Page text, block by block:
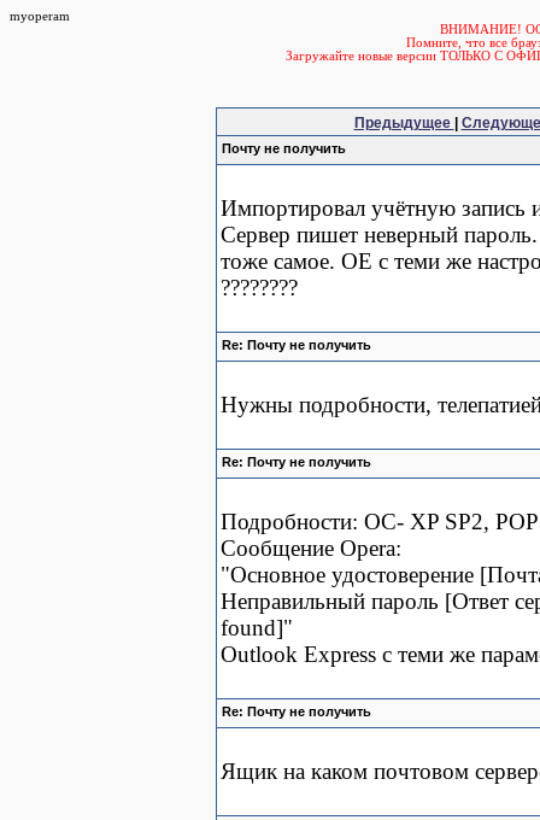
myoperam
ВНИМАНИЕ!
Помните, что все
Загружайте новые версии ТОЛЬКО С
Предыдущее
Почту не получить
Импортировал учётную запись
Сервер пишет неверный
тоже самое. OE с теми же
????????
Re: Почту не получить
Нужны подробности,
Re: Почту не получить
Подробности: ОС- XP SP2,
Сообщение Opera:
"Основное удостоверение
Неправильный пароль [Ответ
found]"
Outlook Express с теми же
Re: Почту не получить
Ящик на каком почтовом